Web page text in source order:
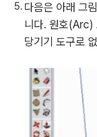
다음은 아래 그
니다. 원호(Arc)
당기기 도구로